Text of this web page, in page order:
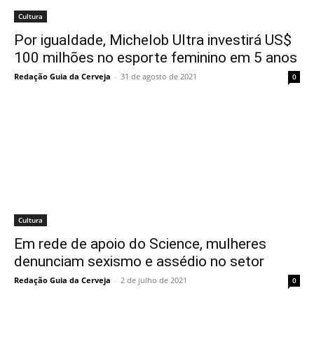
Cultura
Por igualdade, Michelob Ultra investirá US$
100 milhões no esporte feminino em 5 anos
Redação Guia da Cerveja - 31 de agosto de 2021 0
Cultura
Em rede de apoio do Science, mulheres
denunciam sexismo e assédio no setor
Redação Guia da Cerveja - 2 de julho de 2021 0